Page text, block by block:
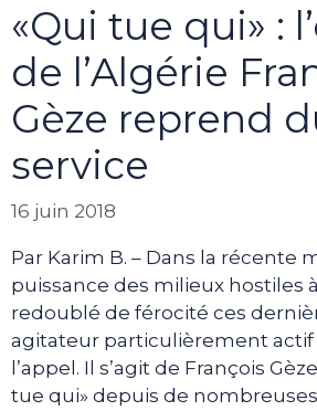
«Qui tue qui» :
de l’Algérie
Gèze reprend
service
16 juin 2018
Par Karim B. – Dans la récente
puissance des milieux hostiles
redoublé de férocité ces
agitateur particulièrement actif
l’appel. Il s’agit de François
tue qui» depuis de